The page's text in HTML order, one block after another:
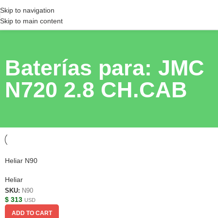
Skip to navigation
Skip to main content
Baterías para: JMC
N720 2.8 CH.CAB
Heliar N90
Heliar
SKU: N90
$ 313 USD
ADD TO CART